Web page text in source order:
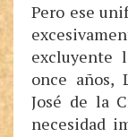
Pero ese
excluyente
once años,
José de la
necesidad